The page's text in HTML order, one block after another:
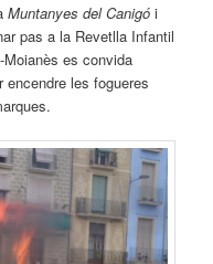
Muntanyes del Canigó i
pas a la Revetlla Infantil
es convida
les fogueres